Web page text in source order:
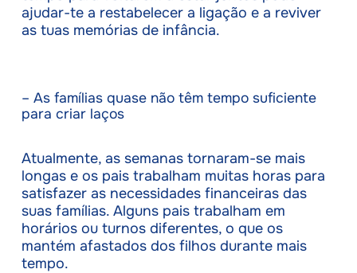
ajudar-te a restabelecer a ligação e a reviver
as tuas memórias de infância.
– As famílias quase não têm tempo suficiente
para criar laços
Atualmente, as semanas tornaram-se mais
longas e os pais trabalham muitas horas para
satisfazer as necessidades financeiras das
suas famílias. Alguns pais trabalham em
horários ou turnos diferentes, o que os
mantém afastados dos filhos durante mais
tempo.